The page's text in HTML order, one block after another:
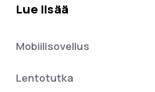
Lue lisää
Mobiilisovellus
Lentotutka